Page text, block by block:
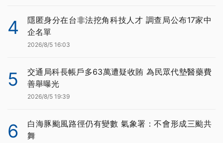
4
隱匿身分在台非法挖角科技人才 調查局公布17家中
企名單
2026/8/5 16:03
5
交通局科長帳戶多63萬遭疑收賄 為民眾代墊醫藥費
善舉曝光
2026/8/5 19:39
6
白海豚颱風路徑仍有變數 氣象署：不會形成三颱共
舞